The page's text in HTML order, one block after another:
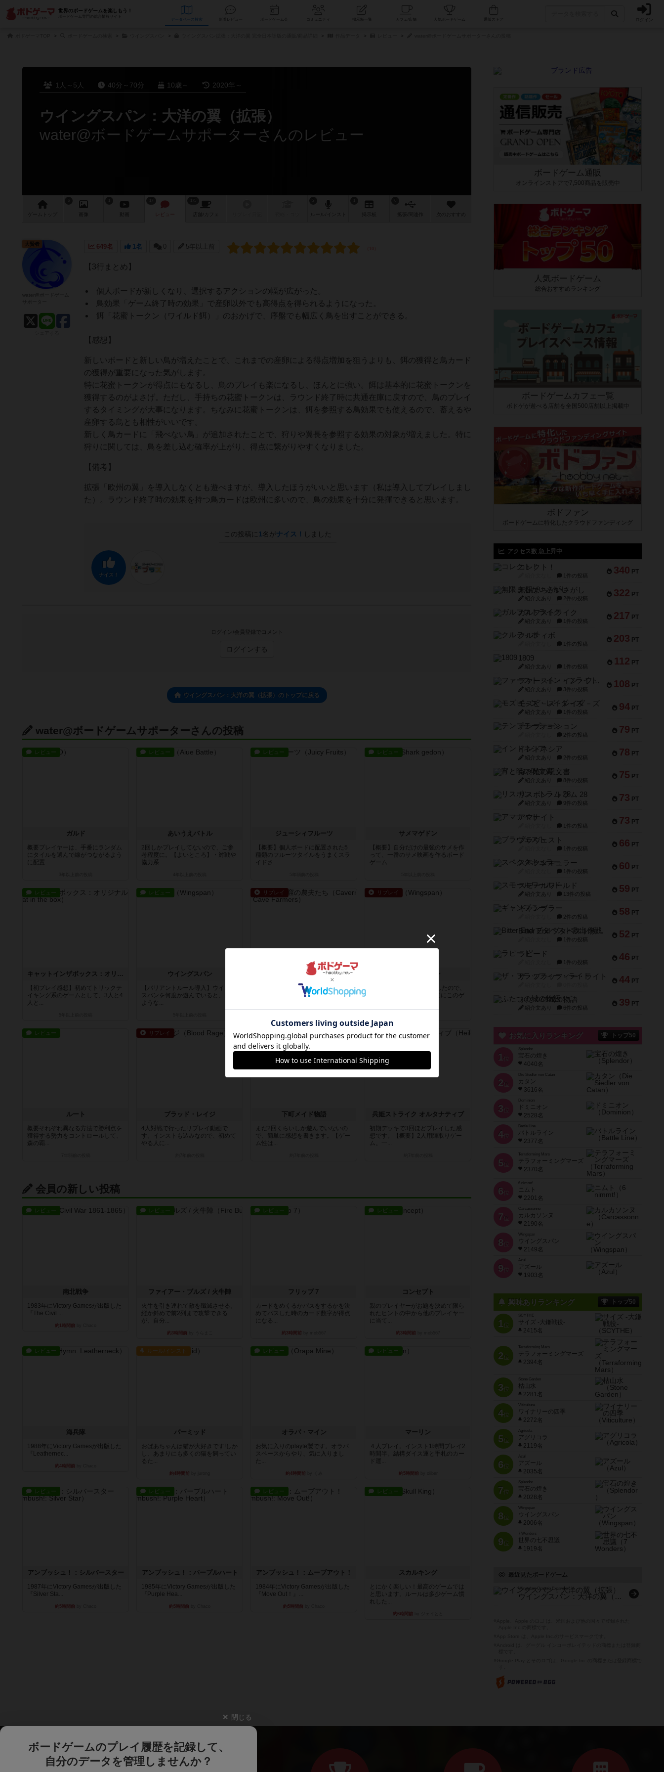
世界のボードゲームを楽しもう！
ボードゲーム専門の総合情報サイト
データベース コミュニティ 人気ボードゲーム ログイン
1人～5人 40分～70分 10歳～ 2020年～
ウイングスパン：大洋の翼（拡張）
water@ボードゲームサポーターさんのレビュー
ゲーム 画像 レビュー
175
店舗/ カフェ 作 次のおすすめ
649名 1名 0 5年以上前
【3行まとめ】
個人ボードが新しくなり、選択するアクションの幅が広がった。
鳥効果「ゲーム終了時の効果」で産卵以外でも高得点を得られるようになった。
餌「花蜜トークン（ワイルド餌）」のおかげで、序盤でも幅広く鳥を出すことができる。
【感想】
新しいボードと新しい鳥が増えたことで、これまでの産卵による得点増加を狙うよりも、餌の獲得と鳥カード
の獲得が重要になった気がします。
特に花蜜トークンが得点にもなるし、鳥のプレイも楽になるし、ほんとに強い。餌は基本的に花蜜トークンを
獲得するのがよさげ。ただし、手持ちの花蜜トークンは、ラウンド終了時に共通在庫に戻すので、鳥のプレイ
するタイミングが大事になります。ちなみに花蜜トークンは、餌を参照する鳥効果でも使えるので、蓄えるや
産卵する鳥とも相性がいいです。
新しく鳥カードに「飛べない鳥」が追加されたことで、狩りや翼長を参照する効果の対象が増えました。特に
狩りに関しては、鳥を差し込む確率が上がり、得点に繋がりやすくなりました。
【備考】
拡張「欧州の翼」を導入しなくとも遊べますが、導入したほうがいいと思います（私は導入してプレイしまし
た）。ラウンド終了時の効果を持つ鳥カードは欧州に多いので、鳥の効果を十分に発揮できると思います。
この投稿に 1 名がナイス！ しました
ナイス！
大賢者
ログイン/会員登録でコメント
ログインする
ウイングスパン：大洋の翼（拡張）のトップに戻る
water@ボードゲームサポーターさんの投稿
レビュー
ガルド
概要プレイヤーは、手番にランダム
にタイルを選んで線がつながるよう
に配置...
レビュー
あいうえバトル
2回しかプレイしてないので、ご参
考程度に。【よいところ】・対戦や
協力系...
レビュー
ジューシィフルーツ
【概要】個人ボードに配置された5
種類のフルーツタイルをうまくスラ
イドさ...
レビュー
サメマゲドン
【概要】自分だけの最強のサメを作
って、一番のサメ映画を作るボード
ゲーム...
レビュー
キャットインザボックス：オリジナル版
【初プレイ感想】初めてトリックテ
イキング系のゲームとして、3人と4
人と...
レビュー
ウイングスパン
【バリアントルール導入】ウイング
スパンを何度か遊んでいると、同じ
ような...
リプレイ
カヴェルナ：洞窟の農夫たち
ボードゲーム仲間5人とのリアルな
様子を動画にしました。プレイヤー
リプレイ
ウイングスパン
■仲間内4人でプレイしましたので、
ご参考にどうぞ！ 基本的にこのゲ
レビュー
ルート
概要それぞれ異なる方法で勝利点を
獲得する勢力をコントロールして、
森の覇...
リプレイ
ブラッド・レイジ
4人対戦で行ったリプレイ動画で
す。インストも込みなので、初めて
やる人に...
レビュー
下町メイド物語
まだ2回くらいしか遊んでいないの
で、簡単に感想を書きます。【ゲー
ム性は...
レビュー
兵姫ストライク オルタナティブ
初期デッキで3回ほどプレイした感
想です。【概要】2人用陣取りゲー
ム。一...
会員の新しい投稿
レビュー
南北戦争
1983年にVictory Gamesが出版した
『The Civil ...
約1時間前
レビュー
ファイアー・ブルズ / 火牛陣
火牛を引き連れて敵を殲滅させる。
縦か斜めで前2列まで攻撃できる
が、自分...
約3時間前
レビュー
フリップ７
カードをめくるかパスをするかを決
めてパスした時のカード数字が得点
になる...
約3時間前
レビュー
コンセプト
親のプレイヤーがお題を決めて限ら
れたヒントの中から他のプレイヤー
に当て...
約3時間前
レビュー
海兵隊
1988年にVictory Gamesが出版した
『Leathernec...
約4時間前
ルール/インスト
パーミッド
おばあちゃんは猫が大好きです!しか
し、あまりにも多くの猫を飼ってい
るた...
約4時間前
レビュー
オラパ・マイン
お気に入りのplayte製です。オラパ
スペースからやり、気に入りまし
た...
約4時間前
レビュー
マーリン
４人プレイ。インスト1時間プレイ2
時間半。結構ダイス運と手札のカー
ド運...
約5時間前
レビュー
アンブッシュ！：シルバースター
1987年にVictory Gamesが出版した
『Silver Sta...
約5時間前
レビュー
アンブッシュ！：パープルハート
1985年にVictory Gamesが出版した
『Purple Hea...
約5時間前
レビュー
アンブッシュ！：ムーブアウト！
1984年にVictory Gamesが出版した
『Move Out！』...
約5時間前
レビュー
スカルキング
とにかく楽しい！最高のゲームでは
と思います。ルールは多少ゲーム慣
れした...
約6時間前
ボードゲーム通販
オンラインストアで7,500商品を販売中
人気ボードゲーム
総合おすすめランキング
ボードゲームカフェ一覧
ボドゲが遊べる店舗を全国500店舗以上掲載中
ボドファン
ボードゲームに特化したクラウドファンディング
アクセス数 急上昇中
340 PT
コレクト！
1件の投稿
322 PT
無限まちがいさがし
紹介文あり 2件の投稿
217 PT
ガルフストライク
紹介文あり 1件の投稿
203 PT
クルティボ
1件の投稿
112 PT
1809
紹介文あり 1件の投稿
108 PT
ファースト・イン・フライト
紹介文あり 3件の投稿
94 PT
モズビ－ズ・レイダ－ズ
紹介文あり 1件の投稿
79 PT
テンプテーション
2件の投稿
78 PT
インドネシア
紹介文あり 2件の投稿
75 PT
宵と暁の呪文書
紹介文あり 8件の投稿
73 PT
リスボン・トラム 28
紹介文あり 9件の投稿
73 PT
アマナイト
1件の投稿
66 PT
ブラヴェスト
1件の投稿
60 PT
スペクタキュラー
1件の投稿
59 PT
スモールワールド
紹介文あり 13件の投稿
58 PT
ギャンブラー
2件の投稿
52 PT
Bitter End ブタペスト救出作戦
1件の投稿
46 PT
ラピード
1件の投稿
44 PT
ザ・フラッフィー・ライト
39 PT
ふたつの城の物語
紹介文あり 6件の投稿
お気に入りランキング トップ50
1 位
宝石の煌き
4040名
2 位
Die Siedler von Catan
カタン
3616名
3 位
ドミニオン
2528名
4位
Battle Line
バトルライン
2377名
5 位
Terraforming Mars
テラフォーミングマーズ
2370名
6 位
ニムト
2201名
7 位
Carcassonne
カルカソンヌ
2190名
8 位
Wingspan
ウイングスパン
2149名
9 位
Azul
アズール
1903名
興味ありランキング トップ50
1位
SCYTHE
サイズ -大鎌戦役-
2415名
2位
Terraforming Mars
テラフォーミングマーズ
2394名
3位
Stone Garden
枯山水
2281名
4位
Viticulture
ワイナリーの四季
2272名
5位
Agricola
アグリコラ
2119名
6位
Azul
アズール
2035名
7位
宝石の煌き
2028名
8位
Wingspan
ウイングスパン
2006名
9位
7 Wonders
世界の七不思議
1919名
最近見たボードゲーム
Wingspan: Oceania Expansion
ウイングスパン：大洋の翼（拡張）
閉じる
ボードゲームのプレイ履歴を記録して、
自分のデータを管理しませんか？